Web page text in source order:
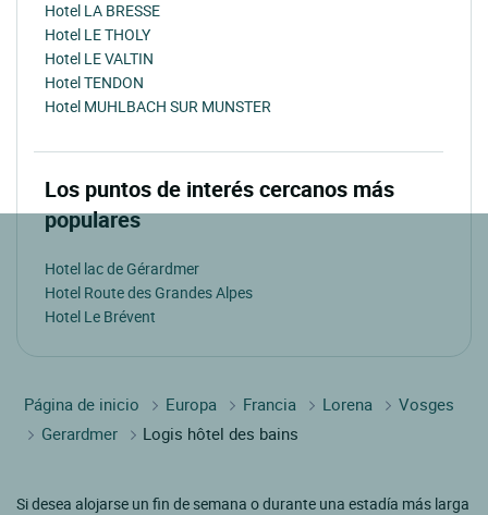
Hotel LA BRESSE
Hotel LE THOLY
Hotel LE VALTIN
Hotel TENDON
Hotel MUHLBACH SUR MUNSTER
Los puntos de interés cercanos más
populares
Hotel lac de Gérardmer
Hotel Route des Grandes Alpes
Hotel Le Brévent
Página de inicio Europa Francia Lorena
Vosges
Gerardmer
Logis hôtel des bains
Si desea alojarse un fin de semana o durante una estadía más larga